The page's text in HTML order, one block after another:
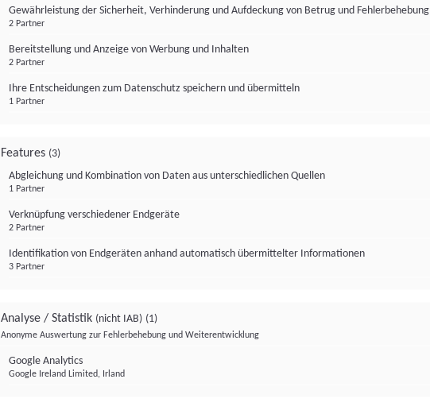
Gewährleistung der Sicherheit, Verhinderung und Aufdeckung von Betrug und Fehlerbehebung
2 Partner
Bereitstellung und Anzeige von Werbung und Inhalten
2 Partner
Ihre Entscheidungen zum Datenschutz speichern und übermitteln
1 Partner
Features (3)
Abgleichung und Kombination von Daten aus unterschiedlichen Quellen
1 Partner
Verknüpfung verschiedener Endgeräte
2 Partner
Identifikation von Endgeräten anhand automatisch übermittelter Informationen
3 Partner
Analyse / Statistik (nicht IAB) (1)
Anonyme Auswertung zur Fehlerbehebung und Weiterentwicklung
Google Analytics
Google Ireland Limited, Irland